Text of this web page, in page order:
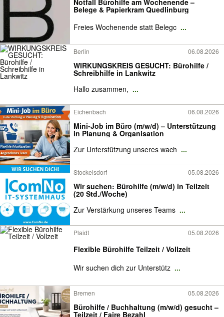
Belege & Papierkram Quedlinburg
Freies Wochenende statt Belegc ...
Berlin 06.08.2026
WIRKUNGSKREIS GESUCHT: Bürohilfe /
Schreibhilfe in Lankwitz
Hallo zusammen, ...
Eichenbach 06.08.2026
Mini-Job im Büro (m/w/d) – Unterstützung
in Planung & Organisation
Zur Unterstützung unseres wach ...
Stockelsdorf 05.08.2026
Wir suchen: Bürohilfe (m/w/d) in Teilzeit
(20 Std./Woche)
Zur Verstärkung unseres Teams ...
Plaidt 05.08.2026
Flexible Bürohilfe Teilzeit / Vollzeit
Wir suchen dich zur Unterstütz ...
Bremen 05.08.2026
Bürohilfe / Buchhaltung (m/w/d) gesucht –
Teilzeit / Faire Bezahl